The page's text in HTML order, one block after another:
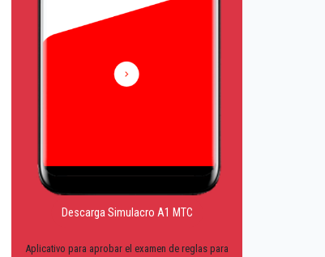
Descarga Simulacro A1 MTC
Aplicativo para aprobar el examen de reglas para